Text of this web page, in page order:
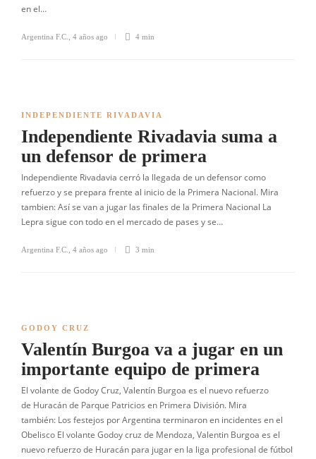
en el…
Argentina F.C. 4 años ago 4 min
INDEPENDIENTE RIVADAVIA
Independiente Rivadavia suma a
un defensor de primera
Independiente Rivadavia cerró la llegada de un defensor como
refuerzo y se prepara frente al inicio de la Primera Nacional. Mira
tambien: Así se van a jugar las finales de la Primera Nacional La
Lepra sigue con todo en el mercado de pases y se…
Argentina F.C. 4 años ago 3 min
GODOY CRUZ
Valentín Burgoa va a jugar en un
importante equipo de primera
El volante de Godoy Cruz, Valentín Burgoa es el nuevo refuerzo
de Huracán de Parque Patricios en Primera División. Mira
también: Los festejos por Argentina terminaron en incidentes en el
Obelisco El volante Godoy cruz de Mendoza, Valentin Burgoa es el
nuevo refuerzo de Huracán para jugar en la liga profesional de fútbol